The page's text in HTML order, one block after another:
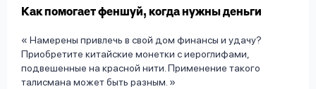
Как помогает феншуй, когда нужны деньги
Намерены привлечь в свой дом финансы и удачу?
Приобретите китайские монетки с иероглифами,
подвешенные на красной нити. Применение такого
талисмана может быть разным.